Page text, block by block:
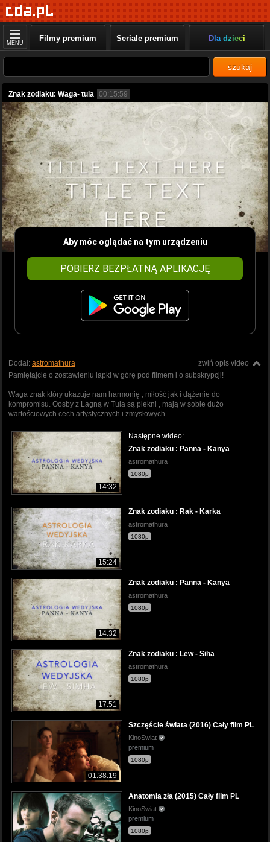
MENU Filmy premium Seriale premium Dla dzieci
szukaj
Znak zodiaku: Waga- tula 00:15:59
Aby móc oglądać na tym urządzeniu
POBIERZ BEZPŁATNĄ APLIKACJĘ
zwiń opis video
Dodał: astromathura
Pamiętajcie o zostawieniu łapki w górę pod filmem i o subskrypcji!
Waga znak który ukazuje nam harmonię , miłość jak i dążenie do
kompromisu. Oosby z Lagną w Tula są piekni , mają w sobie dużo
wartościowych cech artystycznych i zmysłowych.
14:32
Następne wideo:
Znak zodiaku : Panna - Kanyā
astromathura
1080p
15:24
Znak zodiaku : Rak - Karka
astromathura
1080p
14:32
Znak zodiaku : Panna - Kanyā
astromathura
1080p
17:51
Znak zodiaku : Lew - Siha
astromathura
1080p
01:38:19
Szczęście świata (2016) Cały film PL
KinoSwiat
premium
1080p
Anatomia zła (2015) Cały film PL
KinoSwiat
premium
1080p